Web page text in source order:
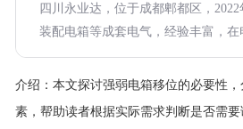
四川永业达，位于成都郫都区，
装配电箱等成套电气，经验丰富，在
介绍： 本文探讨强弱电箱移位的必要性
素，帮助读者根据实际需求判断是否需